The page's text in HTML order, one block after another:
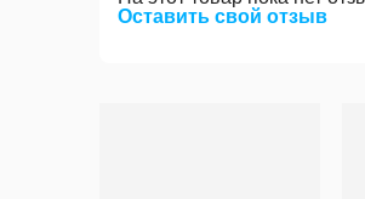
Оставить свой отзыв